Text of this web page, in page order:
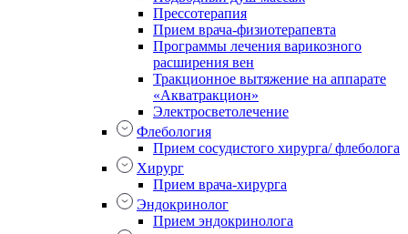
Прессотерапия
Прием врача-физиотерапевта
Программы лечения варикозного
расширения вен
Тракционное вытяжение на аппарате
«Акватракцион»
Электросветолечение
Флебология
Прием сосудистого хирурга/ флеболога
Хирург
Прием врача-хирурга
Эндокринолог
Прием эндокринолога